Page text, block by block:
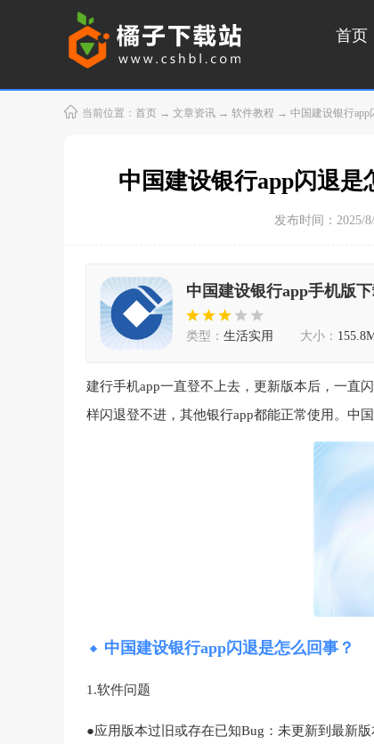
首页
当前位置： 首页 → 文章资讯 → 软件教程 → 中国建设银行app
中国建设银行app闪退
发布时间：2025/
中国建设银行app手机版
类型： 生活实用 大小：
建行手机app一直登不上去，更新版本后，一直
样闪退登不进，其他银行app都能正常使用。中
中国建设银行app闪退是怎么回事？
1.软件问题
●应用版本过旧或存在已知Bug：未更新到最新